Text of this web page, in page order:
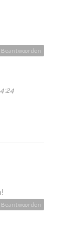
Beantwoorden
Beantwoorden